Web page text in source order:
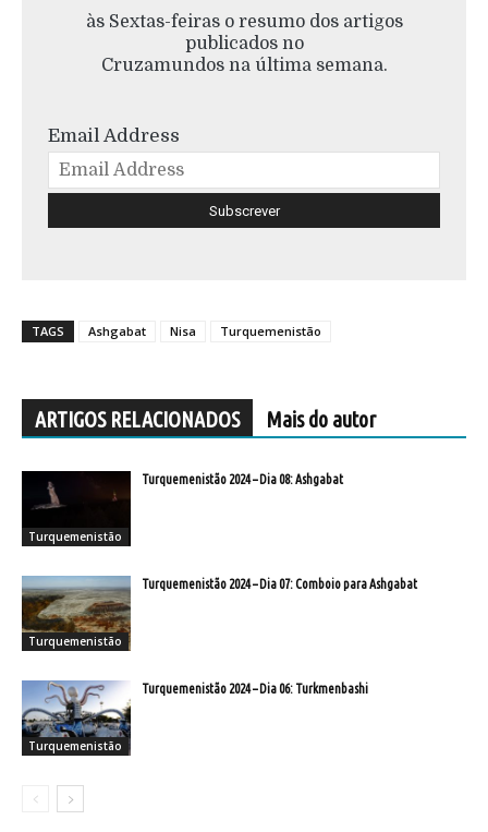
às Sextas-feiras o resumo dos artigos
publicados no
Cruzamundos na última semana.
Email Address
TAGS Ashgabat Nisa Turquemenistão
ARTIGOS RELACIONADOS Mais do autor
Turquemenistão
Turquemenistão 2024 – Dia 08: Ashgabat
Turquemenistão
Turquemenistão 2024 – Dia 07: Comboio para Ashgabat
Turquemenistão
Turquemenistão 2024 – Dia 06: Turkmenbashi